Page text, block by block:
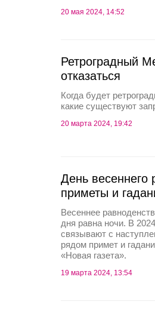
20 мая 2024, 14:52
Ретроградный
отказаться
Когда будет
какие существуют
20 марта 2024, 19:42
День весеннего
приметы и
Весеннее
дня равна ночи. В
связывают с
рядом примет и
«Новая газета».
19 марта 2024, 13:54